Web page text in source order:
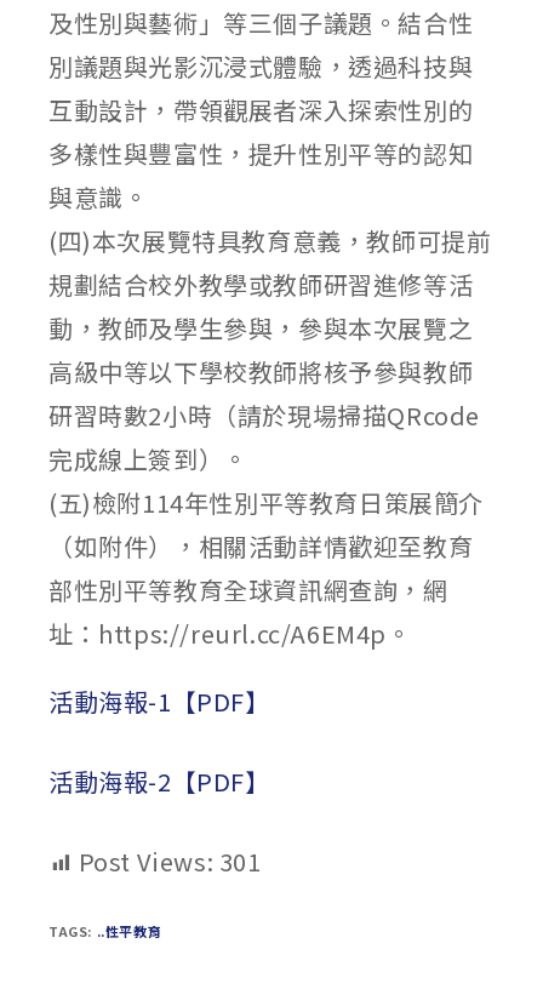
及性別與藝術」等三個子議題。結合性
別議題與光影沉浸式體驗，透過科技與
互動設計，帶領觀展者深入探索性別的
多樣性與豐富性，提升性別平等的認知
與意識。
(四)本次展覽特具教育意義，教師可提前
規劃結合校外教學或教師研習進修等活
動，教師及學生參與，參與本次展覽之
高級中等以下學校教師將核予參與教師
研習時數2小時（請於現場掃描QRcode
完成線上簽到）。
(五)檢附114年性別平等教育日策展簡介
（如附件），相關活動詳情歡迎至教育
部性別平等教育全球資訊網查詢，網
址：https://reurl.cc/A6EM4p。
活動海報-1【PDF】
活動海報-2【PDF】
Post Views: 301
TAGS: ..性平教育